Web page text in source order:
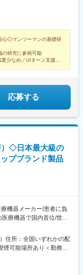
6万7000円まで会社補
お聞かせください！詳
企業の一例】中外製薬
治堺化学工業株式会社
業所ニプロファーマ株
ファインケミカル宇
ウム株式会社高田製薬
心◎マンツーマンの基礎研
の研究に参画可能
少なめ／UIターン支援充
応募する
）◇日本最大級の
プブランド製品
機器メーカー/患者に負
療機器で国内首位/世界
社のインターベンショ
っている製品を提案し
住所：全国いずれかの配
煙可能場所あり＜勤務地
住所：東京都港区虎ノ門
タワー 受動喫煙対策：